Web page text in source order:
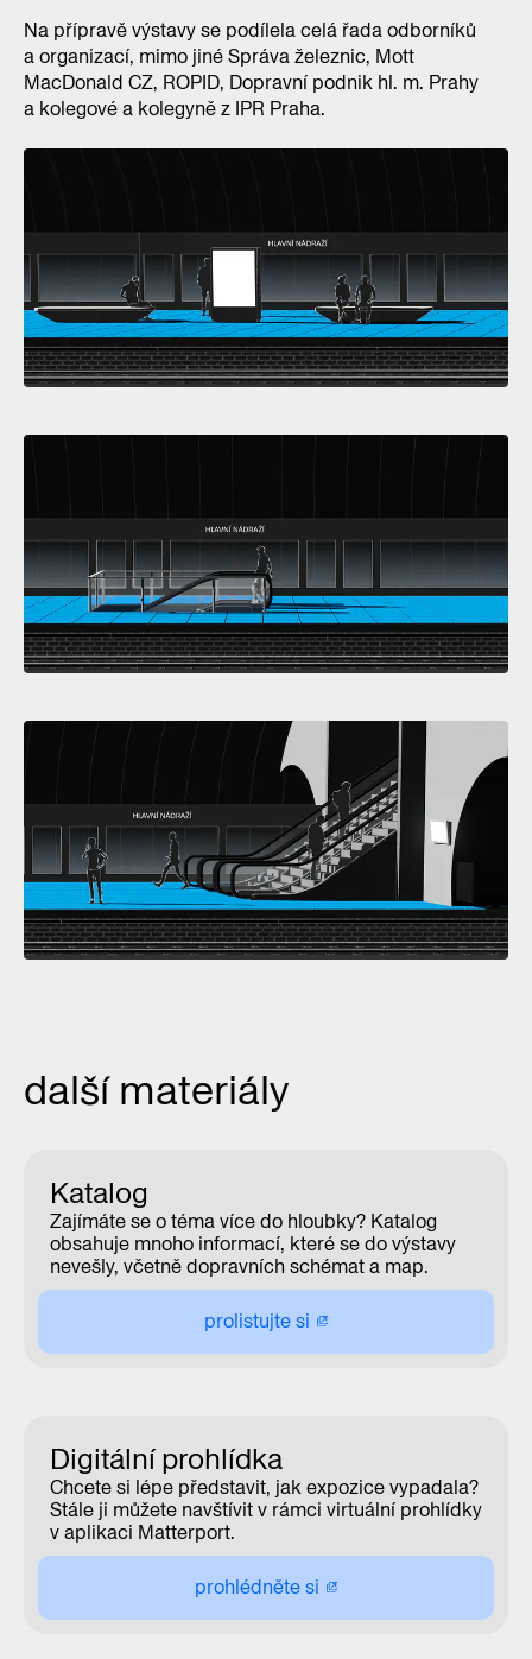
Na přípravě výstavy se podílela celá řada odborníků
a organizací, mimo jiné Správa železnic, Mott
MacDonald CZ, ROPID, Dopravní podnik hl. m. Prahy
a kolegové a kolegyně z IPR Praha.
další materiály
Katalog
Zajímáte se o téma více do hloubky? Katalog
obsahuje mnoho informací, které se do výstavy
nevešly, včetně dopravních schémat a map.
prolistujte si
Digitální prohlídka
Chcete si lépe představit, jak expozice vypadala?
Stále ji můžete navštívit v rámci virtuální prohlídky
v aplikaci Matterport.
prohlédněte si